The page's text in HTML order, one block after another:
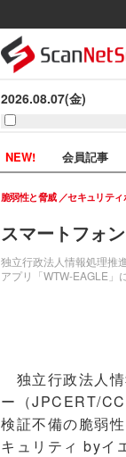
2026.08.07(金)
NEW! 会員記事
スマートフォ
独立行政法人情報処理推
アプリ「WTW-EAGLE」
脆弱性と脅威 セキュリテ
独立行政法人
ー（JPCERT/
検証不備の脆弱
キュリティ byイ